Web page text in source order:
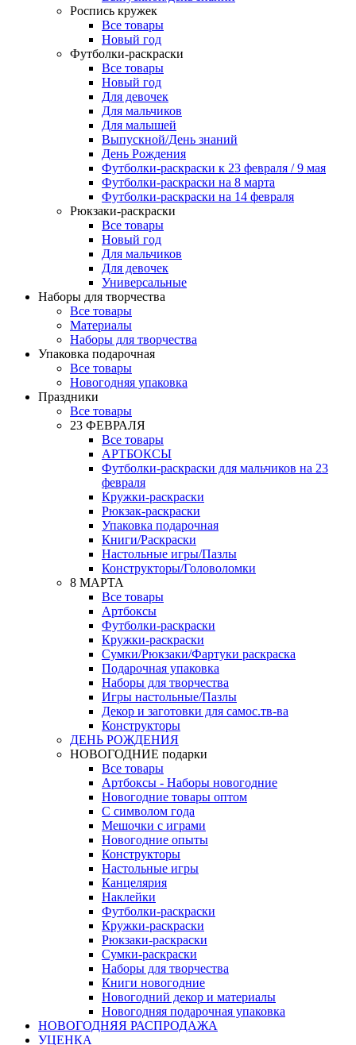
Роспись кружек
Все товары
Новый год
Футболки-раскраски
Все товары
Новый год
Для девочек
Для мальчиков
Для малышей
Выпускной/День знаний
День Рождения
Футболки-раскраски к 23 февраля / 9 мая
Футболки-раскраски на 8 марта
Футболки-раскраски на 14 февраля
Рюкзаки-раскраски
Все товары
Новый год
Для мальчиков
Для девочек
Универсальные
Наборы для творчества
Все товары
Материалы
Наборы для творчества
Упаковка подарочная
Все товары
Новогодняя упаковка
Праздники
Все товары
23 ФЕВРАЛЯ
Все товары
АРТБОКСЫ
Футболки-раскраски для мальчиков на 23
февраля
Кружки-раскраски
Рюкзак-раскраски
Упаковка подарочная
Книги/Раскраски
Настольные игры/Пазлы
Конструкторы/Головоломки
8 МАРТА
Все товары
Артбоксы
Футболки-раскраски
Кружки-раскраски
Сумки/Рюкзаки/Фартуки раскраска
Подарочная упаковка
Наборы для творчества
Игры настольные/Пазлы
Декор и заготовки для самос.тв-ва
Конструкторы
ДЕНЬ РОЖДЕНИЯ
НОВОГОДНИЕ подарки
Все товары
Артбоксы - Наборы новогодние
Новогодние товары оптом
С символом года
Мешочки с играми
Новогодние опыты
Конструкторы
Настольные игры
Канцелярия
Наклейки
Футболки-раскраски
Кружки-раскраски
Рюкзаки-раскраски
Сумки-раскраски
Наборы для творчества
Книги новогодние
Новогодний декор и материалы
Новогодняя подарочная упаковка
НОВОГОДНЯЯ РАСПРОДАЖА
УЦЕНКА